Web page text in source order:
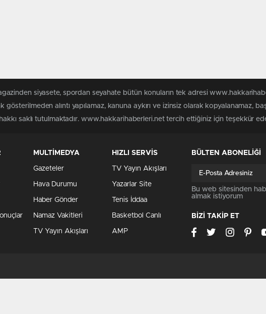
siyasete, spordan seyahate bütün konuların tek adresi
alıntı yapılamaz, kanuna aykırı ve izinsiz olarak kopyalanamaz,
saklı tutulmaktadır. www.hakkarihaberleri.net tercih ettiğiniz için teşekkür
MULTİMEDYA
Gazeteler
Hava Durumu
Haber Gönder
Namaz Vakitleri
TV Yayın Akışları
HIZLI SERVİS
TV Yayın Akışları
Yazarlar Site
Tenis İddaa
Basketbol Canlı
AMP
BÜLTEN ABONELİĞİ
Bu web sitesinden
almak istiyorum
BİZİ TAKİP ET